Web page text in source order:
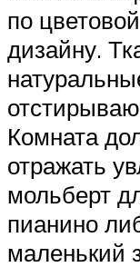
по
дизайну.
Комната
отражать
мольберт
пианино
маленький